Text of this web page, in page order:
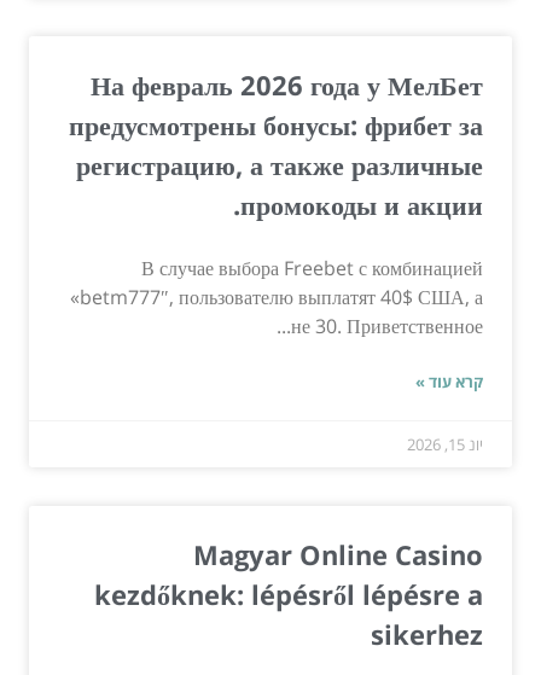
На февраль 2026 года у МелБет
предусмотрены бонусы: фрибет за
регистрацию, а также различные
промокоды и акции.
В случае выбора Freebet с комбинацией
«betm777″, пользователю выплатят 40$ США, а
не 30. Приветственное...
קרא עוד »
יונ 15, 2026
Magyar Online Casino
kezdőknek: lépésről lépésre a
sikerhez